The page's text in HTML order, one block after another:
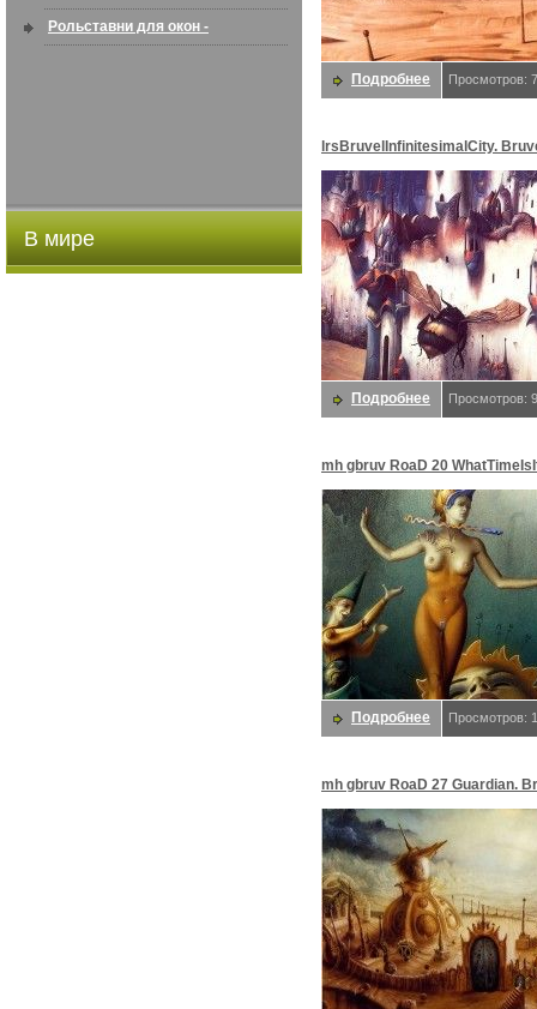
искусство создавать снимки, ...
Рольставни для окон -
В мире
Подробнее Просмотров:
lrsBruvelInfinitesimalCity.
Подробнее Просмотров:
mh gbruv RoaD 20
Bruvel, Gil
Подробнее Просмотров:
mh gbruv RoaD 27 Guardian.
Gil